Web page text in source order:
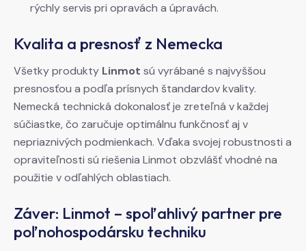
rýchly servis pri opravách a úpravách.
Kvalita a presnosť z Nemecka
Všetky produkty Linmot sú vyrábané s najvyššou
presnosťou a podľa prísnych štandardov kvality.
Nemecká technická dokonalosť je zreteľná v každej
súčiastke, čo zaručuje optimálnu funkčnosť aj v
nepriaznivých podmienkach. Vďaka svojej robustnosti a
opraviteľnosti sú riešenia Linmot obzvlášť vhodné na
použitie v odľahlých oblastiach.
Záver: Linmot – spoľahlivý partner pre
poľnohospodársku techniku